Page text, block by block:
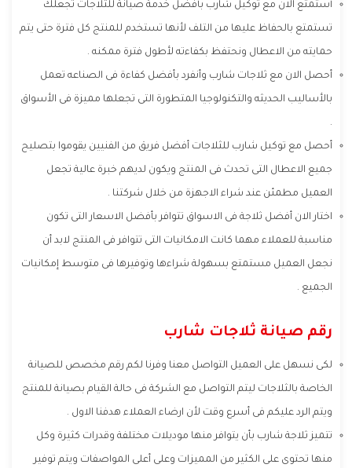
أستمتع الان مع توكيل شارب بأفضل خدمة صيانة للثلاجات تجعلك
تستمتع بالحفاظ عليها من التلف لأنها تستخدم للمنتج كل فترة حتى يتم
حمايته من الاعطال ونحتفظ بكفاءته لأطول فترة ممكنه .
أحصل الان مع ثلاجات شارب وأنفرد بأفضل كفاءة فى الصناعه تعمل
بالأساليب الحديثه والتكنولوجيا المتطورة التى تجعلها مميزة فى الأسواق
.
أحصل مع توكيل شارب للثلاجات أفضل فريق من الفنيين يقوموا بتصليح
جميع الاعطال التى تحدث فى المنتج ويكون لديهم خبرة عالية تجعل
العميل مطمئن عند شراء الاجهزة من خلال شركتنا .
اختار الان أفضل ثلاجة فى الاسواق تتوافر بأفضل الاسعار التى تكون
مناسبة للعملاء مهما كانت الامكانيات التى تتوافر فى المنتج لابد أن
نجعل العميل مستمتع بسهولة شراءها وتوفيرها فى متوسط إمكانيات
الجميع .
رقم صيانة ثلاجات شارب
لكى نسهل على العميل التواصل معنا وفرنا لكم رقم مخصص للصيانة
الخاصة بالثلاجات ليتم التواصل مع الشركة فى حالة القيام بصيانة للمنتج
ويتم الرد عليكم فى أسرع وقت لأن ارضاء العملاء هدفنا الاول .
تتميز ثلاجة شارب بأن يتوافر منها موديلات مختلفة وقدرات كثيرة وكل
منها تحتوى على الكثير من المميزات وعلى أعلى المواصفات ويتم توفير